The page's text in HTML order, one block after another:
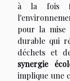
à la fois
pour la mise
durable qui
déchets et
synergie
implique une